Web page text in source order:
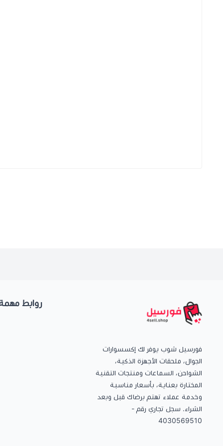
فورسيل شوب يوفر لك إكسسوارات
الجوال، ملحقات الأجهزة الذكية،
الشواحن، السماعات ومنتجات التقنية
المختارة بعناية، بأسعار مناسبة
وخدمة عملاء تهتم برضاك قبل وبعد
الشراء. سجل تجاري رقم -
4030569510
روابط